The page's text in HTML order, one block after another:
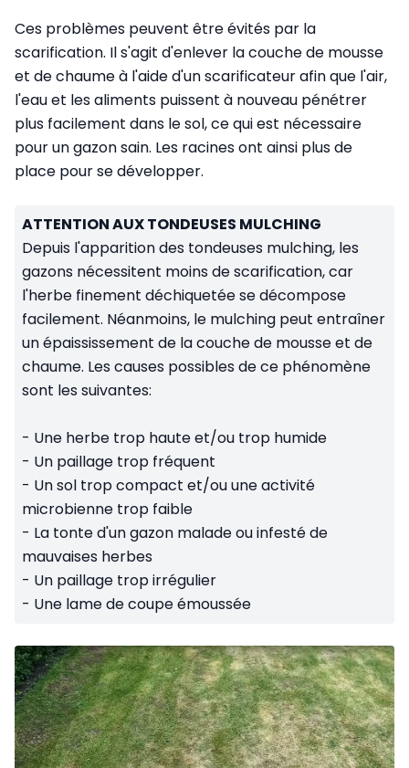
Ces problèmes peuvent être évités par la
scarification. Il s'agit d'enlever la couche de mousse
et de chaume à l'aide d'un scarificateur afin que l'air,
l'eau et les aliments puissent à nouveau pénétrer
plus facilement dans le sol, ce qui est nécessaire
pour un gazon sain. Les racines ont ainsi plus de
place pour se développer.
ATTENTION AUX TONDEUSES MULCHING
Depuis l'apparition des tondeuses mulching, les
gazons nécessitent moins de scarification, car
l'herbe finement déchiquetée se décompose
facilement. Néanmoins, le mulching peut entraîner
un épaississement de la couche de mousse et de
chaume. Les causes possibles de ce phénomène
sont les suivantes:
- Une herbe trop haute et/ou trop humide
- Un paillage trop fréquent
- Un sol trop compact et/ou une activité
microbienne trop faible
- La tonte d'un gazon malade ou infesté de
mauvaises herbes
- Un paillage trop irrégulier
- Une lame de coupe émoussée